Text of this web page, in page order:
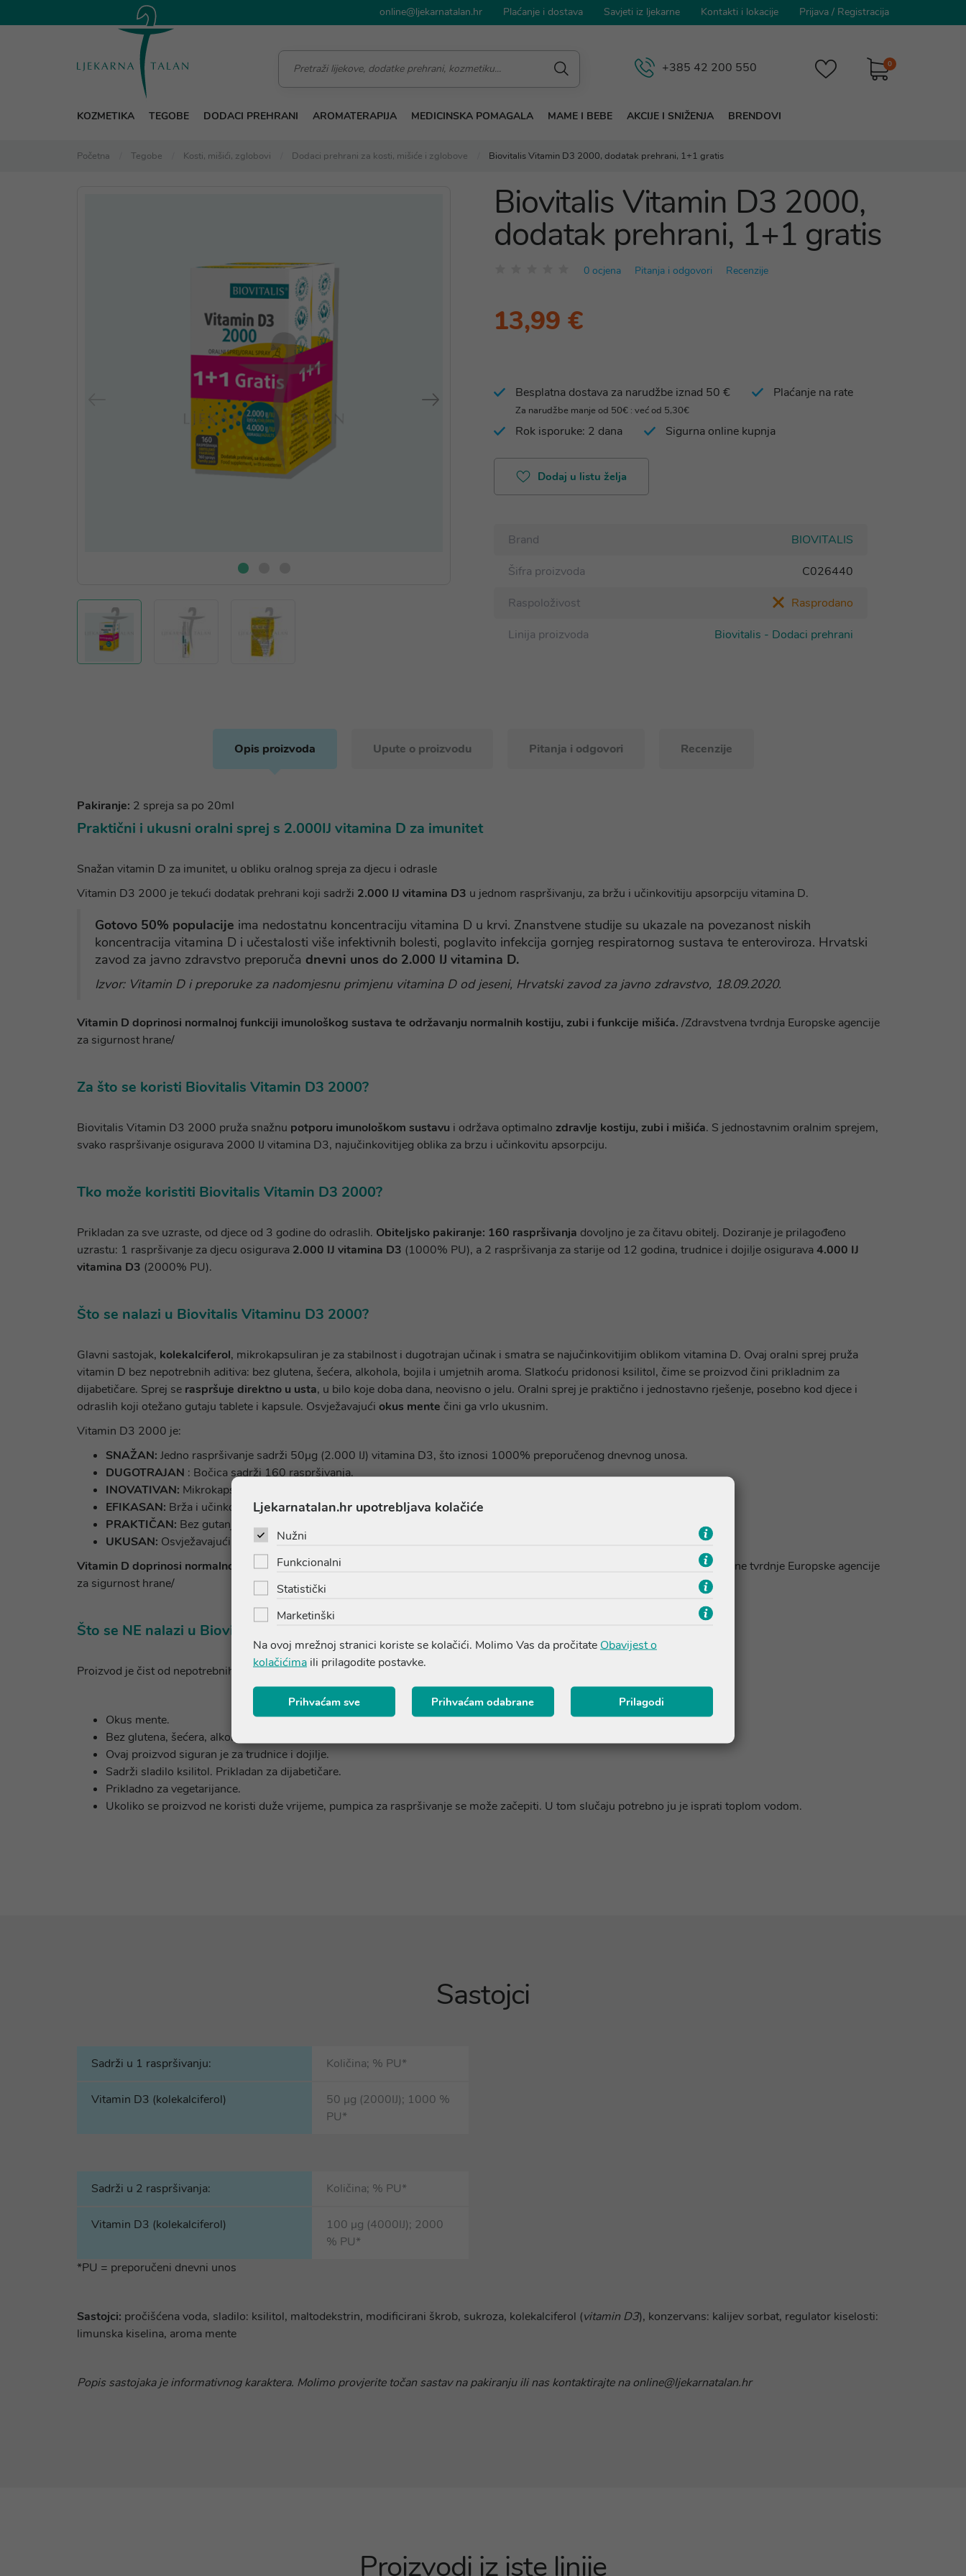
online@ljekarnatalan.hr Plaćanje i dostava Savjeti iz ljekarne Kontakti i lokacije Prijava / Registracija
0
+385 42 200 550
KOZMETIKA TEGOBE DODACI PREHRANI AROMATERAPIJA MEDICINSKA POMAGALA MAME I BEBE AKCIJE I SNIŽENJA BRENDOVI
Početna Tegobe Kosti, mišići, zglobovi Dodaci prehrani za kosti, mišiće i zglobove Biovitalis Vitamin D3 2000, dodatak prehrani, 1+1 gratis
Biovitalis Vitamin D3 2000,
dodatak prehrani, 1+1 gratis
0 ocjena Pitanja i odgovori Recenzije
13,99 €
Besplatna dostava za narudžbe iznad 50 €
Za narudžbe manje od 50€ : već od 5,30€
Plaćanje na rate
Rok isporuke: 2 dana Sigurna online kupnja
Dodaj u listu želja
Brand
BIOVITALIS
Šifra proizvoda
C026440
Raspoloživost
Rasprodano
Linija proizvoda
Biovitalis - Dodaci prehrani
Opis proizvoda Upute o proizvodu Pitanja i odgovori Recenzije
Pakiranje: 2 spreja sa po 20ml
Praktični i ukusni oralni sprej s 2.000IJ vitamina D za imunitet
Snažan vitamin D za imunitet, u obliku oralnog spreja za djecu i odrasle
Vitamin D3 2000 je tekući dodatak prehrani koji sadrži 2.000 IJ vitamina D3 u jednom raspršivanju, za bržu i učinkovitiju apsorpciju vitamina D.
Gotovo 50% populacije ima nedostatnu koncentraciju vitamina D u krvi. Znanstvene studije su ukazale na povezanost niskih
koncentracija vitamina D i učestalosti više infektivnih bolesti, poglavito infekcija gornjeg respiratornog sustava te enteroviroza. Hrvatski
zavod za javno zdravstvo preporuča dnevni unos do 2.000 IJ vitamina D.
Izvor: Vitamin D i preporuke za nadomjesnu primjenu vitamina D od jeseni, Hrvatski zavod za javno zdravstvo, 18.09.2020.
Vitamin D doprinosi normalnoj funkciji imunološkog sustava te održavanju normalnih kostiju, zubi i funkcije mišića. /Zdravstvena tvrdnja Europske agencije
za sigurnost hrane/
Za što se koristi Biovitalis Vitamin D3 2000?
Biovitalis Vitamin D3 2000 pruža snažnu potporu imunološkom sustavu i održava optimalno zdravlje kostiju, zubi i mišića. S jednostavnim oralnim sprejem,
svako raspršivanje osigurava 2000 IJ vitamina D3, najučinkovitijeg oblika za brzu i učinkovitu apsorpciju.
Tko može koristiti Biovitalis Vitamin D3 2000?
Prikladan za sve uzraste, od djece od 3 godine do odraslih. Obiteljsko pakiranje: 160 raspršivanja dovoljno je za čitavu obitelj. Doziranje je prilagođeno
uzrastu: 1 raspršivanje za djecu osigurava 2.000 IJ vitamina D3 (1000% PU), a 2 raspršivanja za starije od 12 godina, trudnice i dojilje osigurava4.000 IJ
vitamina D3 (2000% PU).
Što se nalazi u Biovitalis Vitaminu D3 2000?
Glavni sastojak, kolekalciferol, mikrokapsuliran je za stabilnost i dugotrajan učinak i smatra se najučinkovitijim oblikom vitamina D. Ovaj oralni sprej pruža
vitamin D bez nepotrebnih aditiva: bez glutena, šećera, alkohola, bojila i umjetnih aroma. Slatkoću pridonosi ksilitol, čime se proizvod čini prikladnim za
dijabetičare. Sprej se raspršuje direktno u usta, u bilo koje doba dana, neovisno o jelu. Oralni sprej je praktično i jednostavno rješenje, posebno kod djece i
odraslih koji otežano gutaju tablete i kapsule. Osvježavajući okus mente čini ga vrlo ukusnim.
Vitamin D3 2000 je:
SNAŽAN: Jedno raspršivanje sadrži 50μg (2.000 IJ) vitamina D3, što iznosi 1000% preporučenog dnevnog unosa.
DUGOTRAJAN : Bočica sadrži 160 raspršivanja.
INOVATIVAN: Mikrokapsulirani, stabilniji oblik vitamina D.
EFIKASAN: Brža i učinkovitija apsorpcija.
PRAKTIČAN: Bez gutanja tableta/kapsula i stane u džep.
UKUSAN: Osvježavajući okus mente.
Vitamin D doprinosi normalnoj funkciji imunološkog sustava te održavanju normalnih kostiju, zubi i funkcije mišića.
/Zdravstvene tvrdnje Europske agencije
za sigurnost hrane/
Što se NE nalazi u Biovitalis Vitaminu D3 2000?
Proizvod je čist od nepotrebnih aditiva i alergena, ne sadrži gluten, šećer, alkohol, boje niti umjetne arome.
Okus mente.
Bez glutena, šećera, alkohola, bojila i umjetnih aroma.
Ovaj proizvod siguran je za trudnice i dojilje.
Sadrži sladilo ksilitol. Prikladan za dijabetičare.
Prikladno za vegetarijance.
Ukoliko se proizvod ne koristi duže vrijeme, pumpica za raspršivanje se može začepiti. U tom slučaju potrebno ju je isprati toplom vodom.
Sastojci
Sadrži u 1 raspršivanju: Količina; % PU*
Vitamin D3 (kolekalciferol)
50 µg (2000IJ); 1000 %
PU*
Sadrži u 2 raspršivanja: Količina; % PU*
Vitamin D3 (kolekalciferol)
100 µg (4000IJ); 2000
% PU*
*PU = preporučeni dnevni unos
Sastojci: pročišćena voda, sladilo: ksilitol, maltodekstrin, modificirani škrob, sukroza, kolekalciferol (vitamin D3), konzervans: kalijev sorbat, regulator kiselosti:
limunska kiselina, aroma mente
Popis sastojaka je informativnog karaktera. Molimo provjerite točan sastav na pakiranju ili nas kontaktirajte na online@ljekarnatalan.hr
Proizvodi iz iste linije
Ljekarnatalan.hr upotrebljava kolačiće
Nužni
Funkcionalni
Statistički
Marketinški
Na ovoj mrežnoj stranici koriste se kolačići. Molimo Vas da pročitateObavijest o
kolačićima ili prilagodite postavke.
Prihvaćam sve Prihvaćam odabrane Prilagodi